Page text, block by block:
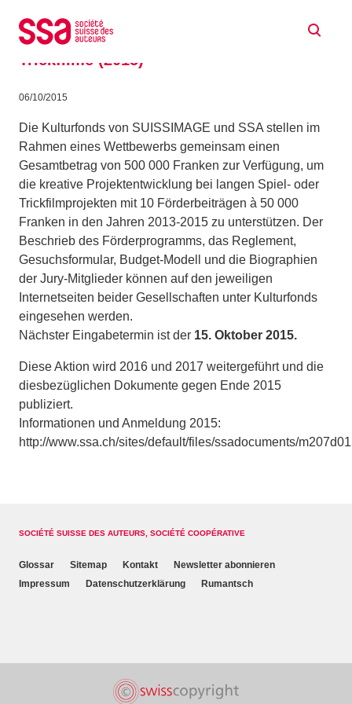
Projektentwicklung für lange Spiel- und
Trickfilme (2015)
06/10/2015
Die Kulturfonds von SUISSIMAGE und SSA stellen im
Rahmen eines Wettbewerbs gemeinsam einen
Gesamtbetrag von 500 000 Franken zur Verfügung, um
die kreative Projektentwicklung bei langen Spiel- oder
Trickfilmprojekten mit 10 Förderbeiträgen à 50 000
Franken in den Jahren 2013-2015 zu unterstützen. Der
Beschrieb des Förderprogramms, das Reglement,
Gesuchsformular, Budget-Modell und die Biographien
der Jury-Mitglieder können auf den jeweiligen
Internetseiten beider Gesellschaften unter Kulturfonds
eingesehen werden.
Nächster Eingabetermin ist der 15. Oktober 2015.
Diese Aktion wird 2016 und 2017 weitergeführt und die
diesbezüglichen Dokumente gegen Ende 2015
publiziert.
Informationen und Anmeldung 2015:
http://www.ssa.ch/sites/default/files/ssadocuments/
SOCIÉTÉ SUISSE DES AUTEURS, SOCIÉTÉ COOPÉRATIVE
Glossar Sitemap Kontakt
Newsletter abonnieren
Impressum
Datenschutzerklärung Rumantsch